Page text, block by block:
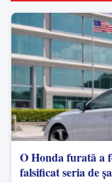
O Honda furată a
falsificat seria de